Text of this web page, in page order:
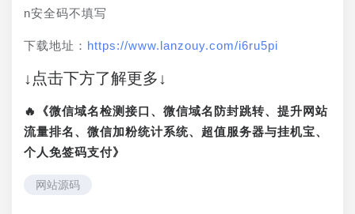
n安全码不填写
下载地址： https://www.lanzouy.com/i6ru5pi
↓点击下方了解更多↓
🔥《微信域名检测接口、微信域名防封跳转、提升网站
流量排名、微信加粉统计系统、超值服务器与挂机宝、
个人免签码支付》
网站源码